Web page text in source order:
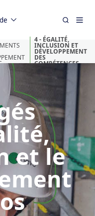
4 - ÉGALITÉ,
INCLUSION ET
DÉVELOPPEMENT
DES
COMPÉTENCES
et le